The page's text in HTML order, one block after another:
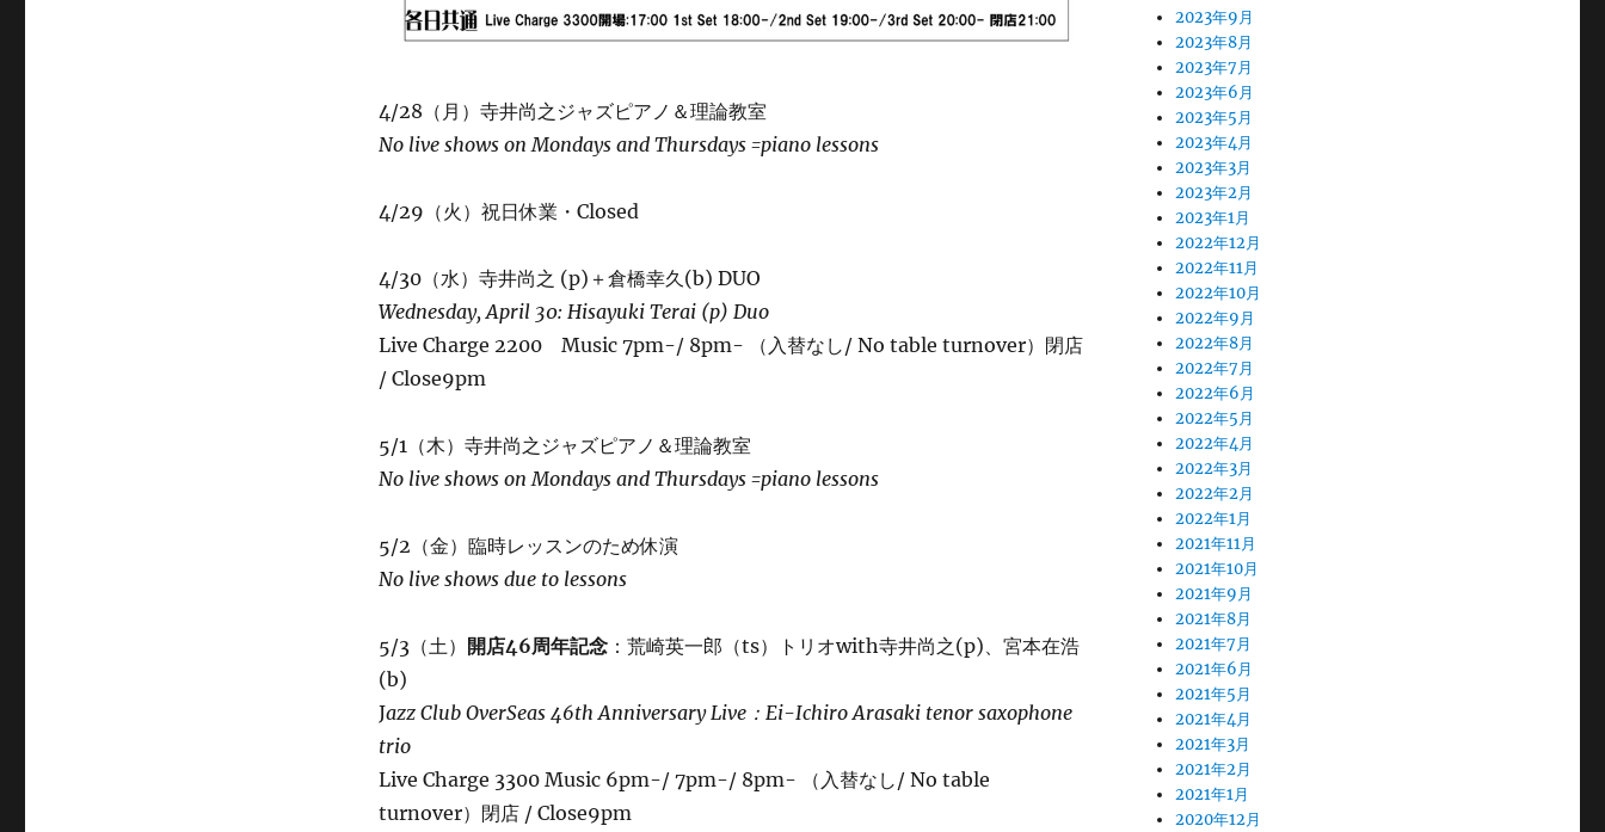
4/28（月）寺井尚之ジャズピアノ＆理論教室
No live shows on Mondays and Thursdays =piano lessons
4/29（火）祝日休業・Closed
4/30（水）寺井尚之 (p)＋倉橋幸久(b) DUO
Wednesday, April 30: Hisayuki Terai (p) Duo
Live Charge 2200 Music 7pm-/ 8pm- （入替なし/ No table turnover）閉店
/ Close9pm
5/1（木）寺井尚之ジャズピアノ＆理論教室
No live shows on Mondays and Thursdays =piano lessons
5/2（金）臨時レッスンのため休演
No live shows due to lessons
5/3（土） 開店46周年記念：荒崎英一郎（ts）トリオwith寺井尚之(p)、宮本在浩
(b)
Jazz Club OverSeas 46th Anniversary Live：Ei-Ichiro Arasaki tenor saxophone
trio
Live Charge 3300 Music 6pm-/ 7pm-/ 8pm- （入替なし/ No table
turnover）閉店 / Close9pm
2023年9月
2023年8月
2023年7月
2023年6月
2023年5月
2023年4月
2023年3月
2023年2月
2023年1月
2022年12月
2022年11月
2022年10月
2022年9月
2022年8月
2022年7月
2022年6月
2022年5月
2022年4月
2022年3月
2022年2月
2022年1月
2021年11月
2021年10月
2021年9月
2021年8月
2021年7月
2021年6月
2021年5月
2021年4月
2021年3月
2021年2月
2021年1月
2020年12月